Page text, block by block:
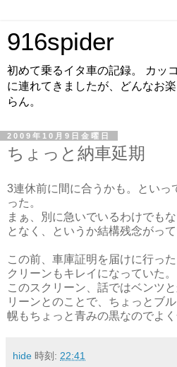
916spider
初めて乗るイタ車の記録。 カッ
に連れてきましたが、どんなお
らん。
2009年10月9日金曜日
ちょっと納車延期
3連休前に間に合うかも。といっ
った。
まぁ、別に急いでいるわけでも
となく、というか結構残念がっ
この前、車庫証明を届けに行っ
クリーンもキレイになっていた。
このスクリーン、話ではベンツ
リーンとのことで、ちょっとブ
幌もちょっと青みの黒なのでよく
hide 時刻: 22:41